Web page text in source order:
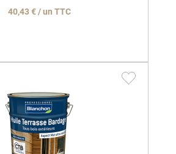
40,43 € / un TTC